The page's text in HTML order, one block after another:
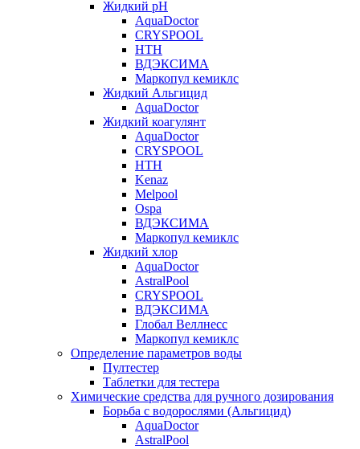
Жидкий pH
AquaDoctor
CRYSPOOL
HTH
ВДЭКСИМА
Маркопул кемиклс
Жидкий Альгицид
AquaDoctor
Жидкий коагулянт
AquaDoctor
CRYSPOOL
HTH
Kenaz
Melpool
Ospa
ВДЭКСИМА
Маркопул кемиклс
Жидкий хлор
AquaDoctor
AstralPool
CRYSPOOL
ВДЭКСИМА
Глобал Веллнесс
Маркопул кемиклс
Определение параметров воды
Пултестер
Таблетки для тестера
Химические средства для ручного дозирования
Борьба с водорослями (Альгицид)
AquaDoctor
AstralPool